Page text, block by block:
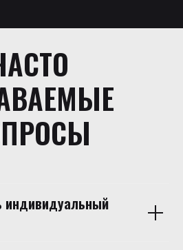
индивидуальный